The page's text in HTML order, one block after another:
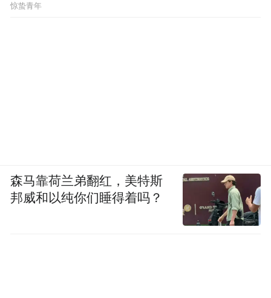
惊蛰青年
森马靠荷兰弟翻红，美特斯
邦威和以纯你们睡得着吗？